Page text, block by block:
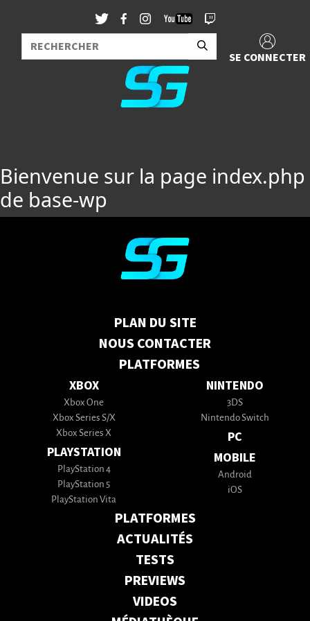
SE CONNECTER
Bienvenue sur la page index.php
de base-wp
PLAN DU SITE
NOUS CONTACTER
PLATFORMES
XBOX
Xbox One
Xbox Series S/X
Xbox Series X
PLAYSTATION
PlayStation 4
PlayStation 5
PlayStation Vita
NINTENDO
3DS
Nintendo Switch
PC
MOBILE
Android
iOS
PLATFORMES
ACTUALITÉS
TESTS
PREVIEWS
VIDEOS